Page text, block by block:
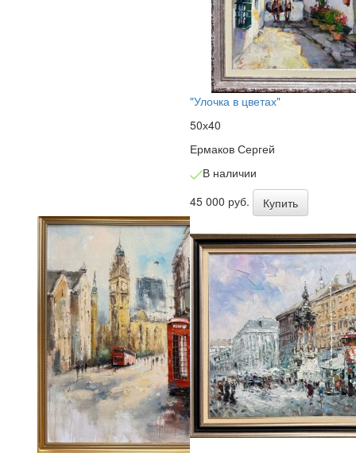
"Улочка в цветах"
50х40
Ермаков Сергей
В наличии
45 000 руб.
Купить